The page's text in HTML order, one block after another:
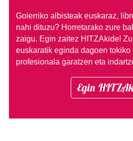
Goierriko albisteak euskaraz,
nahi dituzu? Horretarako zure
zaigu. Egin zaitez HITZAkide!
euskaratik eginda dagoen tokiko
profesionala garatzen eta
Egin